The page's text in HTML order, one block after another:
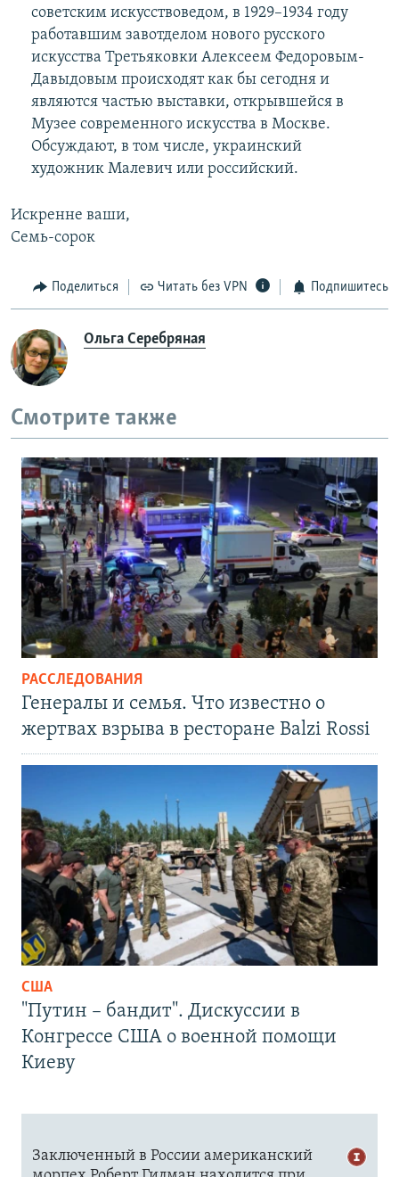
советским искусствоведом, в 1929–1934 году
работавшим завотделом нового русского
искусства Третьяковки Алексеем Федоровым-
Давыдовым происходят как бы сегодня и
являются частью выставки, открывшейся в
Музее современного искусства в Москве.
Обсуждают, в том числе, украинский
художник Малевич или российский.
Искренне ваши,
Семь-сорок
Поделиться Читать без VPN Подпишитесь
Ольга Серебряная
Смотрите также
РАССЛЕДОВАНИЯ
Генералы и семья. Что известно о
жертвах взрыва в ресторане Balzi Rossi
США
"Путин – бандит". Дискуссии в
Конгрессе США о военной помощи
Киеву